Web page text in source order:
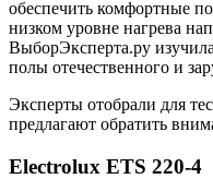
обеспечить комфортные
низком уровне нагрева
ВыборЭксперта.ру
полы отечественного и
Эксперты отобрали для
предлагают обратить
Electrolux ETS 220-4